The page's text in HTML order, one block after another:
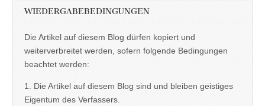
WIEDERGABEBEDINGUNGEN
Die Artikel auf diesem Blog dürfen kopiert und
weiterverbreitet werden, sofern folgende Bedingungen
beachtet werden:
1. Die Artikel auf diesem Blog sind und bleiben geistiges
Eigentum des Verfassers.